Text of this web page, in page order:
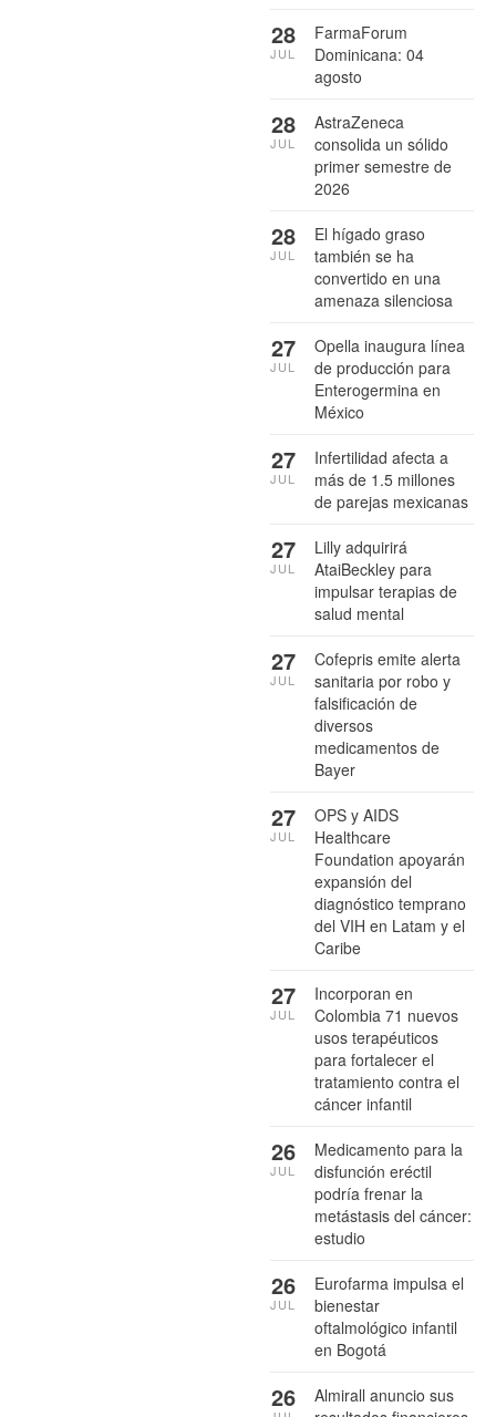
FarmaForum
Dominicana: 04
agosto
28
JUL
AstraZeneca
consolida un sólido
primer semestre de
2026
28
JUL
El hígado graso
también se ha
convertido en una
amenaza silenciosa
28
JUL
Opella inaugura línea
de producción para
Enterogermina en
México
27
JUL
Infertilidad afecta a
más de 1.5 millones
de parejas mexicanas
27
JUL
Lilly adquirirá
AtaiBeckley para
impulsar terapias de
salud mental
27
JUL
Cofepris emite alerta
sanitaria por robo y
falsificación de
diversos
medicamentos de
Bayer
27
JUL
OPS y AIDS
Healthcare
Foundation apoyarán
expansión del
diagnóstico temprano
del VIH en Latam y el
Caribe
27
JUL
Incorporan en
Colombia 71 nuevos
usos terapéuticos
para fortalecer el
tratamiento contra el
cáncer infantil
27
JUL
Medicamento para la
disfunción eréctil
podría frenar la
metástasis del cáncer:
estudio
26
JUL
Eurofarma impulsa el
bienestar
oftalmológico infantil
en Bogotá
26
JUL
Almirall anuncio sus
26